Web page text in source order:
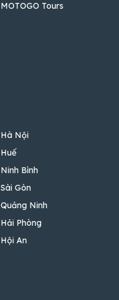
MOTOGO Tours
Hà Nội
Huế
Ninh Bình
Sài Gòn
Quảng Ninh
Hải Phòng
Hội An